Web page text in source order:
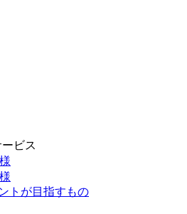
ビス
トが目指すもの